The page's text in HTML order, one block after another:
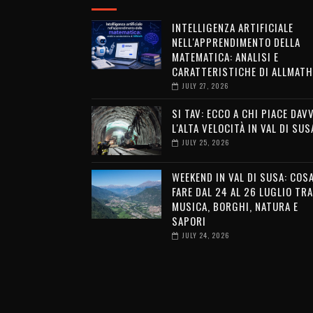
INTELLIGENZA ARTIFICIALE
NELL'APPRENDIMENTO DELLA
MATEMATICA: ANALISI E
CARATTERISTICHE DI ALLMATH
JULY 27, 2026
SI TAV: ECCO A CHI PIACE
L'ALTA VELOCITÀ IN VAL DI
JULY 25, 2026
WEEKEND IN VAL DI SUSA: COSA
FARE DAL 24 AL 26 LUGLIO TRA
MUSICA, BORGHI, NATURA E
SAPORI
JULY 24, 2026